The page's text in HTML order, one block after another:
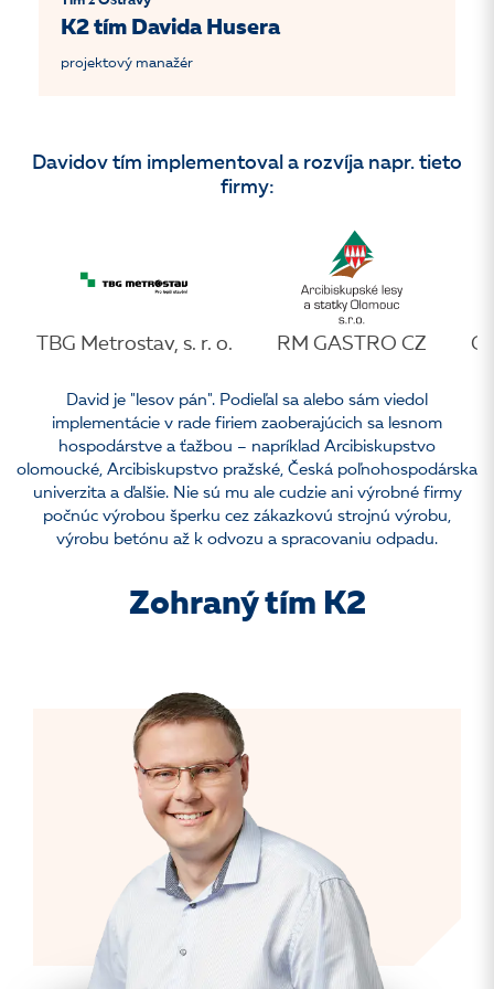
K2 tím Davida Husera
projektový manažér
Davidov tím implementoval a rozvíja napr. tieto
firmy:
TBG Metrostav, s. r. o. RM GASTRO CZ
David je "lesov pán". Podieľal sa alebo sám viedol
implementácie v rade firiem zaoberajúcich sa lesnom
hospodárstve a ťažbou – napríklad Arcibiskupstvo
olomoucké, Arcibiskupstvo pražské, Česká poľnohospodárska
univerzita a ďalšie. Nie sú mu ale cudzie ani výrobné firmy
počnúc výrobou šperku cez zákazkovú strojnú výrobu,
výrobu betónu až k odvozu a spracovaniu odpadu.
Zohraný tím K2